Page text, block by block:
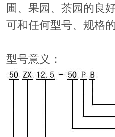
圃、果园、茶园的良
可和任何型号、规格
型号意义：